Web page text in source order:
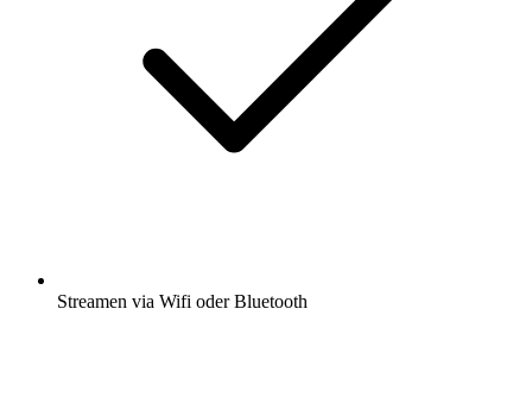
Streamen via Wifi oder Bluetooth